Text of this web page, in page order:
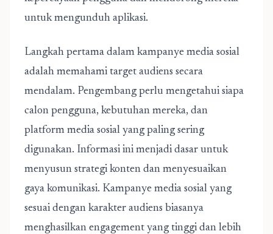
untuk mengunduh aplikasi.
Langkah pertama dalam kampanye media sosial
adalah memahami target audiens secara
mendalam. Pengembang perlu mengetahui siapa
calon pengguna, kebutuhan mereka, dan
platform media sosial yang paling sering
digunakan. Informasi ini menjadi dasar untuk
menyusun strategi konten dan menyesuaikan
gaya komunikasi. Kampanye media sosial yang
sesuai dengan karakter audiens biasanya
menghasilkan engagement yang tinggi dan lebih